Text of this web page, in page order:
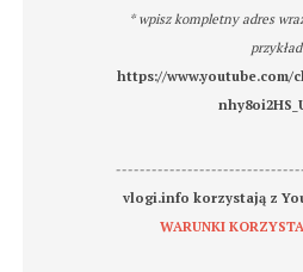
* wpisz kompletny adres
https://www.youtube.com/
vlogi.info korzystają z
WARUNKI